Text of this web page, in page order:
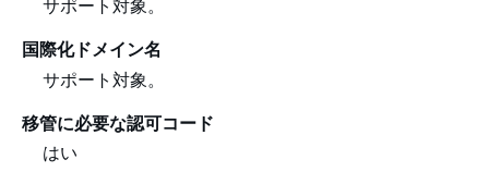
サポート対象。
国際化ドメイン名
サポート対象。
移管に必要な認可コード
はい